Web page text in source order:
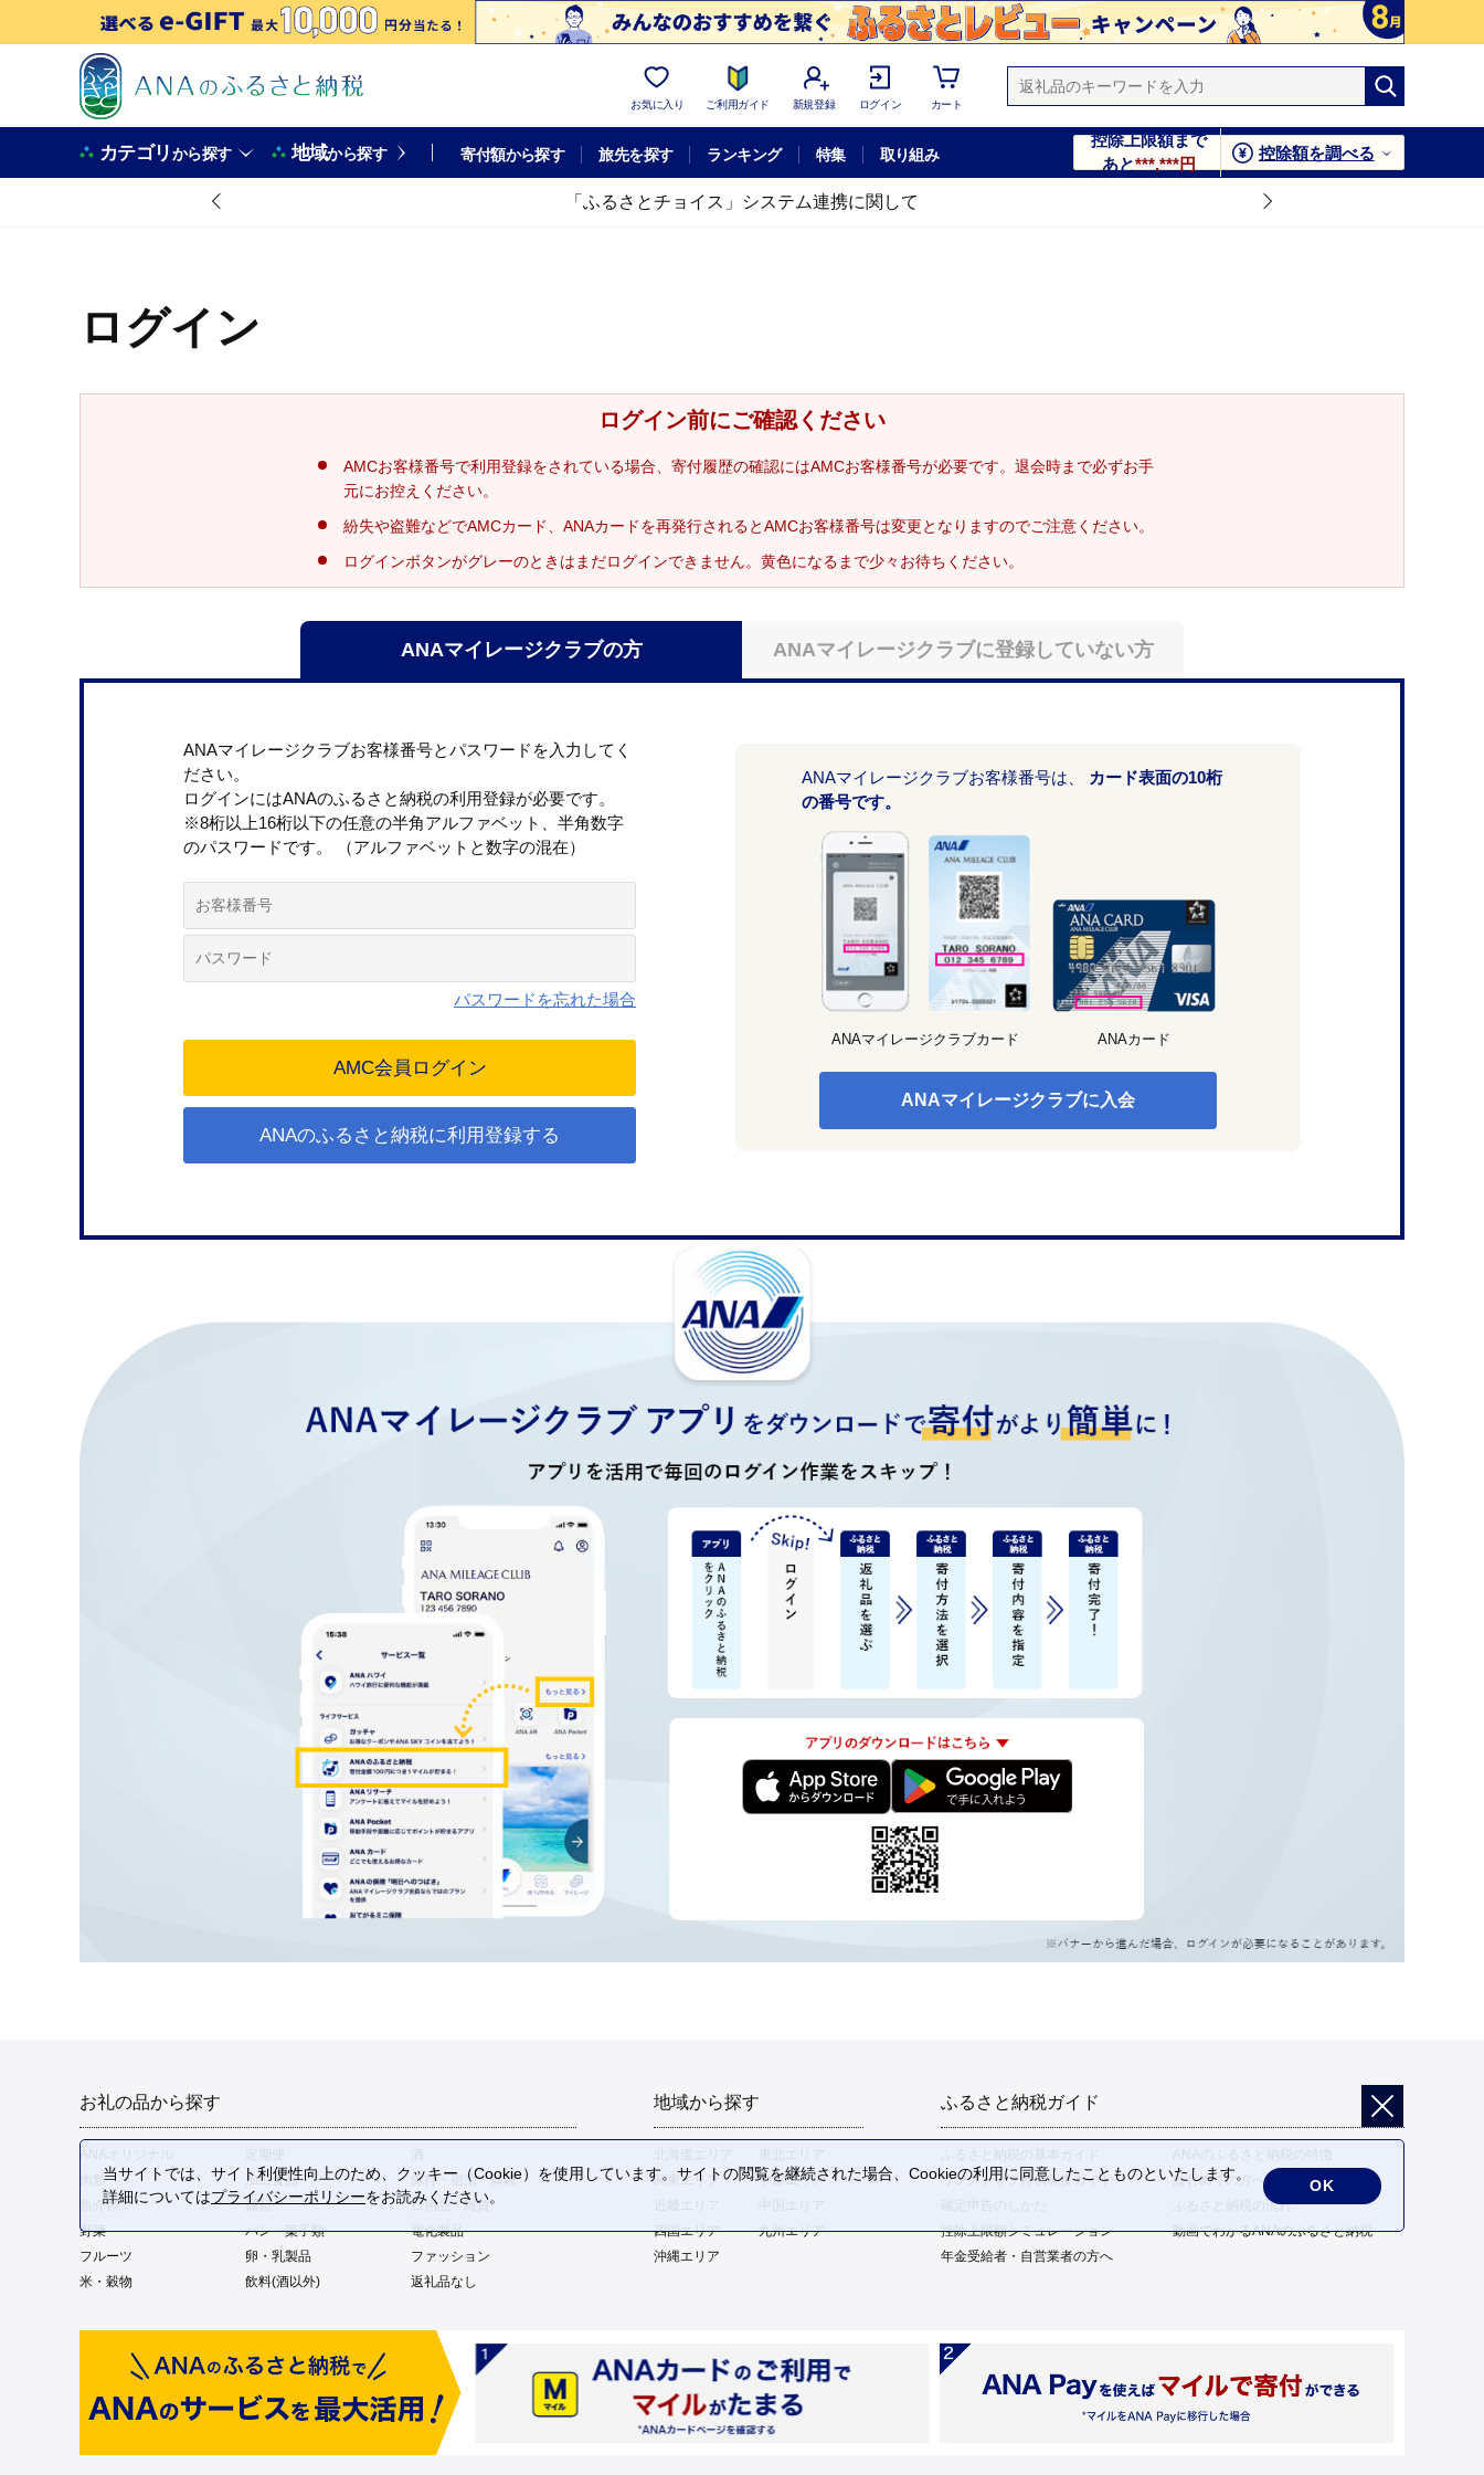
お気に入り ご利用ガイド 新規登録 ログイン カート
カテゴリから探す 地域から探す 寄付額から探す 旅先を探す ランキング 特集 取り組み
控除上限額まで
あと***,***円
控除額を調べる
「ふるさとチョイス」システム連携に関して
ログイン
ログイン前にご確認ください
AMCお客様番号で利用登録をされている場合、寄付履歴の確認にはAMCお客様番号が必要です。退会時まで必ずお手
元にお控えください。
紛失や盗難などでAMCカード、ANAカードを再発行されるとAMCお客様番号は変更となりますのでご注意ください。
ログインボタンがグレーのときはまだログインできません。黄色になるまで少々お待ちください。
ANAマイレージクラブの方 ANAマイレージクラブに登録していない方
ANAマイレージクラブお客様番号とパスワードを入力してく
ださい。
ログインにはANAのふるさと納税の利用登録が必要です。
※8桁以上16桁以下の任意の半角アルファベット、半角数字
のパスワードです。 （アルファベットと数字の混在）
パスワードを忘れた場合
ANAのふるさと納税に利用登録する
ANAマイレージクラブお客様番号は、
カード表面の10桁
の番号です。
ANAマイレージクラブカード ANAカード
ANAマイレージクラブに入会
お礼の品から探す
肉類
加工食品
旅行・宿泊・体験
魚介類
麺類
日用品・雑貨
野菜
パン・菓子類
電化製品
フルーツ
卵・乳製品
ファッション
米・穀物
飲料(酒以外) 返礼品なし
地域から探す
関東エリア
中部エリア
四国エリア
九州エリア
沖縄エリア
ふるさと納税ガイド
ふるさと納税の基本ガイド
ANAのふるさと納税の特徴
ワンストップ特例制度ガイド
はじめての方へ
ふるさと納税の流れ
控除上限額シミュレーション
動画でわかるANAのふるさと納税
年金受給者・自営業者の方へ
当サイトでは、サイト利便性向上のため、クッキー（Cookie）を使用しています。サイトの閲覧を継続された場合、Cookieの利用に同意したことものといたします。
詳細についてはプライバシーポリシーをお読みください。
OK